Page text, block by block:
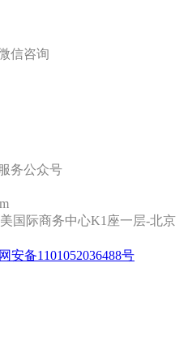
信咨询
务公众号
国际商务中心K1座一层-北京
安备1101052036488号